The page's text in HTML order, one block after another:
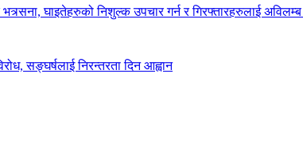
घाइतेहरुको निशुल्क उपचार गर्न र गिरफ्तारहरुलाई अविलम्ब
सङ्घर्षलाई निरन्तरता दिन आह्वान